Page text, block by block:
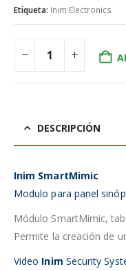
Etiqueta: Inim Electronics
DESCRIPCIÓN
Inim SmartMimic
Modulo para panel
Módulo SmartMimic,
Permite la creación de
Video Inim Security